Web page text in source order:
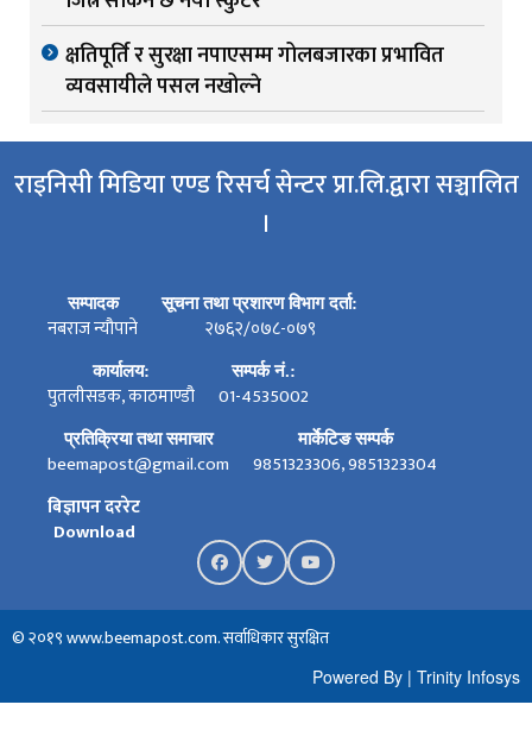
क्षतिपूर्ति र सुरक्षा नपाएसम्म गोलबजारका प्रभावित
व्यवसायीले पसल नखोल्ने
राइनिसी मिडिया एण्ड रिसर्च सेन्टर प्रा.लि.द्वारा सञ्चालित
।
सम्पादक
नबराज न्यौपाने
सूचना तथा प्रशारण विभाग दर्ता:
२७६२/०७८-०७९
कार्यालय:
पुतलीसडक, काठमाण्डौ
सम्पर्क नं.:
01-4535002
प्रतिक्रिया तथा समाचार
beemapost@gmail.com
मार्केटिङ सम्पर्क
9851323306, 9851323304
बिज्ञापन दररेट
Download
© २०१९ www.beemapost.com. सर्वाधिकार सुरक्षित
Powered By | Trinity Infosys